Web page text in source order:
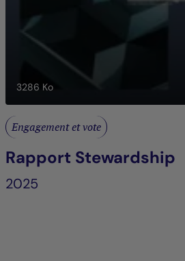
3286 Ko
Engagement et vote
Rapport Stewardship
2025